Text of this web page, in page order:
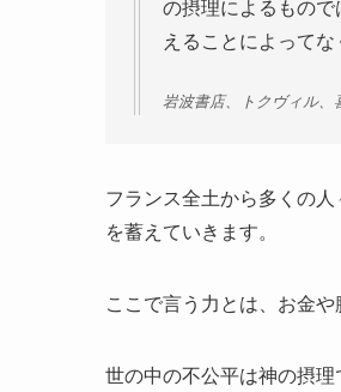
の摂理によるもの
えることによって
岩波書店、トクヴィル、
フランス全土から多くの
を蓄えていきます。
ここで言う力とは、お金
世の中の不公平は神の摂理